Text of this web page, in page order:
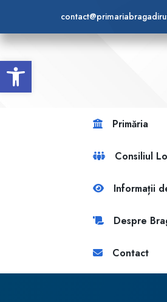
Deschide bara de
Primăria
Consiliul
Informații
Despre
Contact